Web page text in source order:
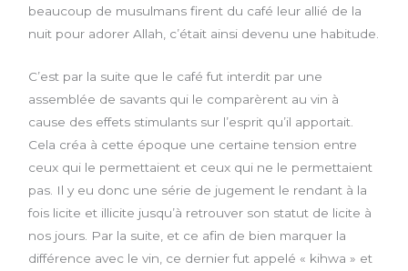
beaucoup de musulmans firent du café leur allié de la
nuit pour adorer Allah, c’était ainsi devenu une habitude.
C’est par la suite que le café fut interdit par une
assemblée de savants qui le comparèrent au vin à
cause des effets stimulants sur l’esprit qu’il apportait.
Cela créa à cette époque une certaine tension entre
ceux qui le permettaient et ceux qui ne le permettaient
pas. Il y eu donc une série de jugement le rendant à la
fois licite et illicite jusqu’à retrouver son statut de licite à
nos jours. Par la suite, et ce afin de bien marquer la
différence avec le vin, ce dernier fut appelé « kihwa » et